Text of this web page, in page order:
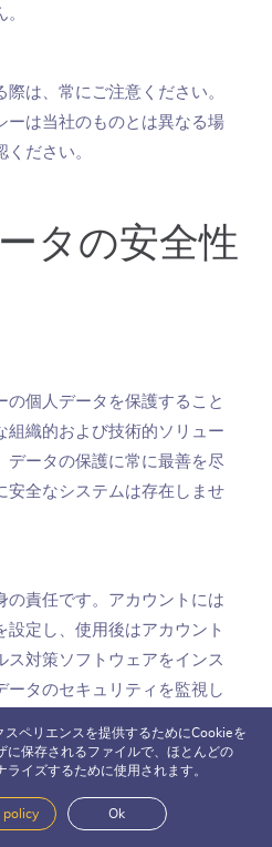
は、常にご注意ください。
ーは当社のものとは異なる場
ださい。
タの安全性
の個人データを保護すること
組織的および技術的ソリュー
データの保護に常に最善を尽
安全なシステムは存在しませ
の責任です。アカウントには
設定し、使用後はアカウント
ス対策ソフトウェアをインス
ータのセキュリティを監視し
ペリエンスを提供するためにCookieを
に保存されるファイルで、ほとんどの
イズするために使用されます。
policy Ok